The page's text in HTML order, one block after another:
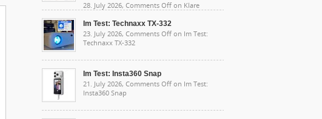
28. July 2026, Comments Off on Klare
unlimitierte Nutzung mit flexiblen Konditionen
Im Test: Technaxx TX-332
23. July 2026, Comments Off on Im Test:
Technaxx TX-332
Im Test: Insta360 Snap
21. July 2026, Comments Off on Im Test:
Insta360 Snap